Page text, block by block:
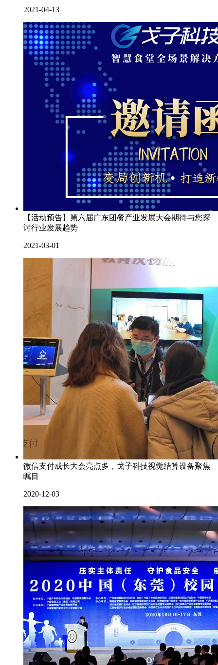
2021-04-13
【活动预告】第六届广东团餐产业发展大会期待与您探
讨行业发展趋势
2021-03-01
微信支付成长大会亮点多，戈子科技视觉结算设备聚焦
瞩目
2020-12-03